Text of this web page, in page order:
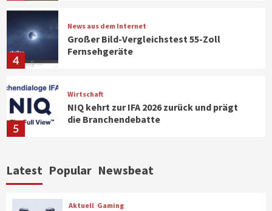
4
News aus dem Internet
Großer Bild-Vergleichstest 55-Zoll
Fernsehgeräte
5
Wirtschaft
NIQ kehrt zur IFA 2026 zurück und prägt
die Branchendebatte
6
CHERRY baut Vertriebsteam in
Latest Popular Newsbeat
Aktuell Gaming